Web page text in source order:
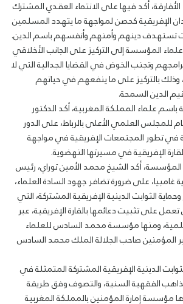
أكد فيها على الانتماء العقدي المشترك
الإفريقية كحصن لمواجهة ما يتهدد المسلمين
تستهدف دينهم وأمنهم وأنفسهم باسم الدين.
المؤسسة إلى التركيز على الجانب الأخلاقي
وتجنب الخوض في القضايا الجدالية التي لا
وذلك بالتركيز على ما ينفعهم في حياتهم
الدين السمحة.
علماء المملكة المغربية، أكد الدكتور
للمجلس العلمي الأعلى بالرباط، على الدور
في تطور المجتمعات الإفريقية في مواجهة
الإفريقية في مسيرتها النهضوية.
أكد الشيخ محمد الأمين توراي، رئيس
على ضرورة تضافر جهود السادة العلماء،
الثوابت الدينية الإفريقية المشتركة، التي
على تثبيت دعائمها بالقارة الإفريقية، عبر
ومنها مؤسسة محمد السادس للعلماء
المؤمنين صاحب الجلالة الملك محمد السادس
الدينية الإفريقية المشتركة المتمثلة في
الفقهية السنية، والتصوف وفق طريقة
مؤسسة إمارة المؤمنين بالمملكة المغربية